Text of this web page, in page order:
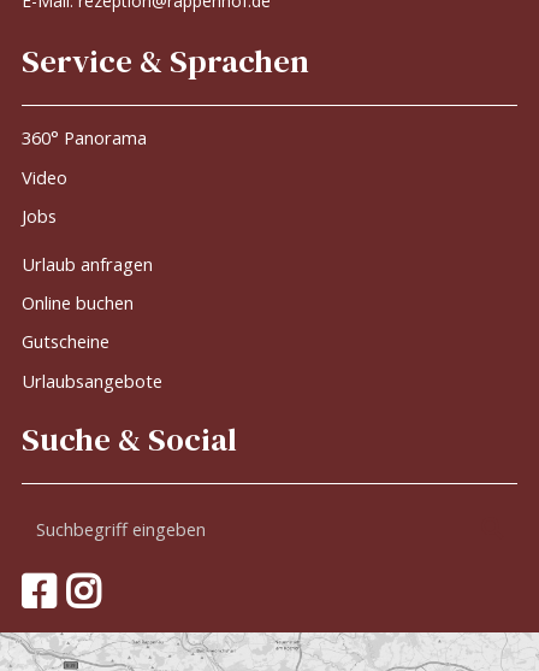
Service & Sprachen
360° Panorama
Video
Jobs
Urlaub anfragen
Online buchen
Gutscheine
Urlaubsangebote
Suche & Social
eingeben